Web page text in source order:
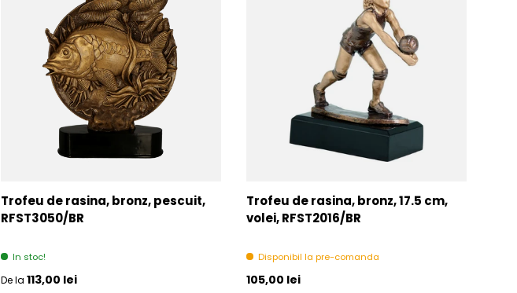
Trofeu de rasina, bronz, pescuit,
RFST3050/BR
In stoc!
Pret initial
De la 113,00 lei
Trofeu de rasina, bronz, 17.5 cm,
volei, RFST2016/BR
Disponibil la pre-comanda
Pret initial
105,00 lei